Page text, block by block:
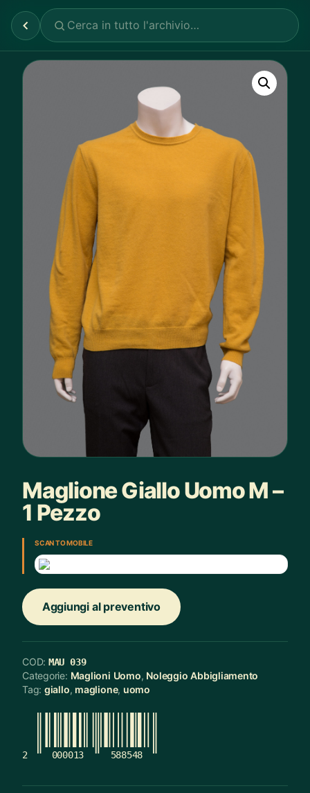
Maglione Giallo Uomo M –
1 Pezzo
SCAN TO MOBILE
Aggiungi al preventivo
COD: MAU 039
Categorie: Maglioni Uomo, Noleggio Abbigliamento
Tag: giallo, maglione, uomo
2 000013 588548